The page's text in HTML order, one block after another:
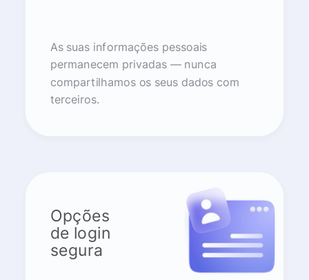
As suas informações pessoais
permanecem privadas — nunca
compartilhamos os seus dados com
terceiros.
Opções
de login
segura